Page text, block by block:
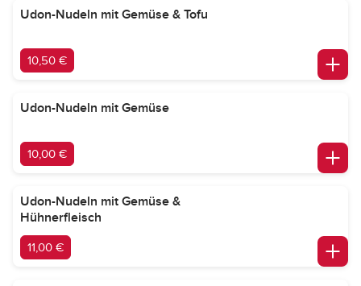
Udon-Nudeln mit Gemüse & Tofu
10,50 €
Udon-Nudeln mit Gemüse
10,00 €
Udon-Nudeln mit Gemüse &
Hühnerfleisch
11,00 €